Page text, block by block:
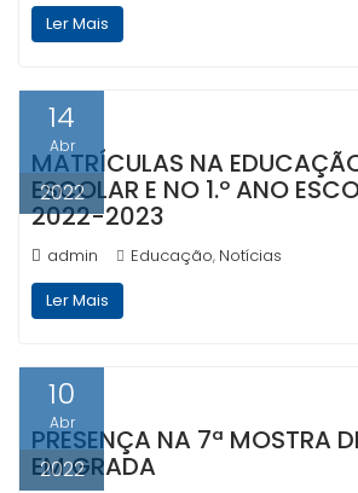
Ler Mais
14
Abr
2022
MATRÍCULAS NA
ESCOLAR E NO 1.º ANO
2022-2023
admin Educação, Notícias
Ler Mais
10
Abr
2022
PRESENÇA NA 7ª MOSTRA
EM GRADA